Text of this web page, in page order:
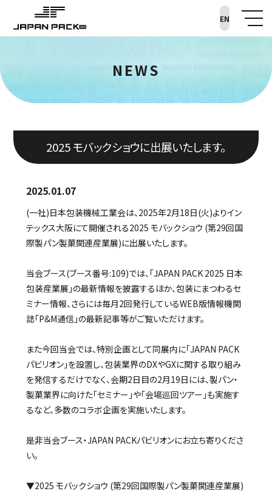
EN
NEWS
2025 モバックショウに出展いたします。
2025.01.07
(一社)日本包装機械工業会は、2025年2月18日(火)よりイン
テックス大阪にて開催される2025 モバックショウ (第29回国
際製パン製菓関連産業展)に出展いたします。
当会ブース(ブース番号:109)では、「JAPAN PACK 2025 日本
包装産業展」の最新情報を披露するほか、包装にまつわるセ
ミナー情報、さらには毎月2回発行しているWEB版情報機関
誌「P&M通信」の最新記事等がご覧いただけます。
また今回当会では、特別企画として同展内に「JAPAN PACK
パビリオン」を設置し、包装業界のDXやGXに関する取り組み
を発信するだけでなく、会期2日目の2月19日には、製パン・
製菓業界に向けた「セミナー」や「会場巡回ツアー」も実施す
るなど、多数のコラボ企画を実施いたします。
是非当会ブース・JAPAN PACKパビリオンにお立ち寄りくださ
い。
▼2025 モバックショウ (第29回国際製パン製菓関連産業展)